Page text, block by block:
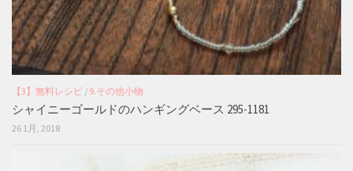
【3】無料レシピ / 9.その他小物
シャイニーゴールドのハンギングベース 295-1181
26 1月, 2018